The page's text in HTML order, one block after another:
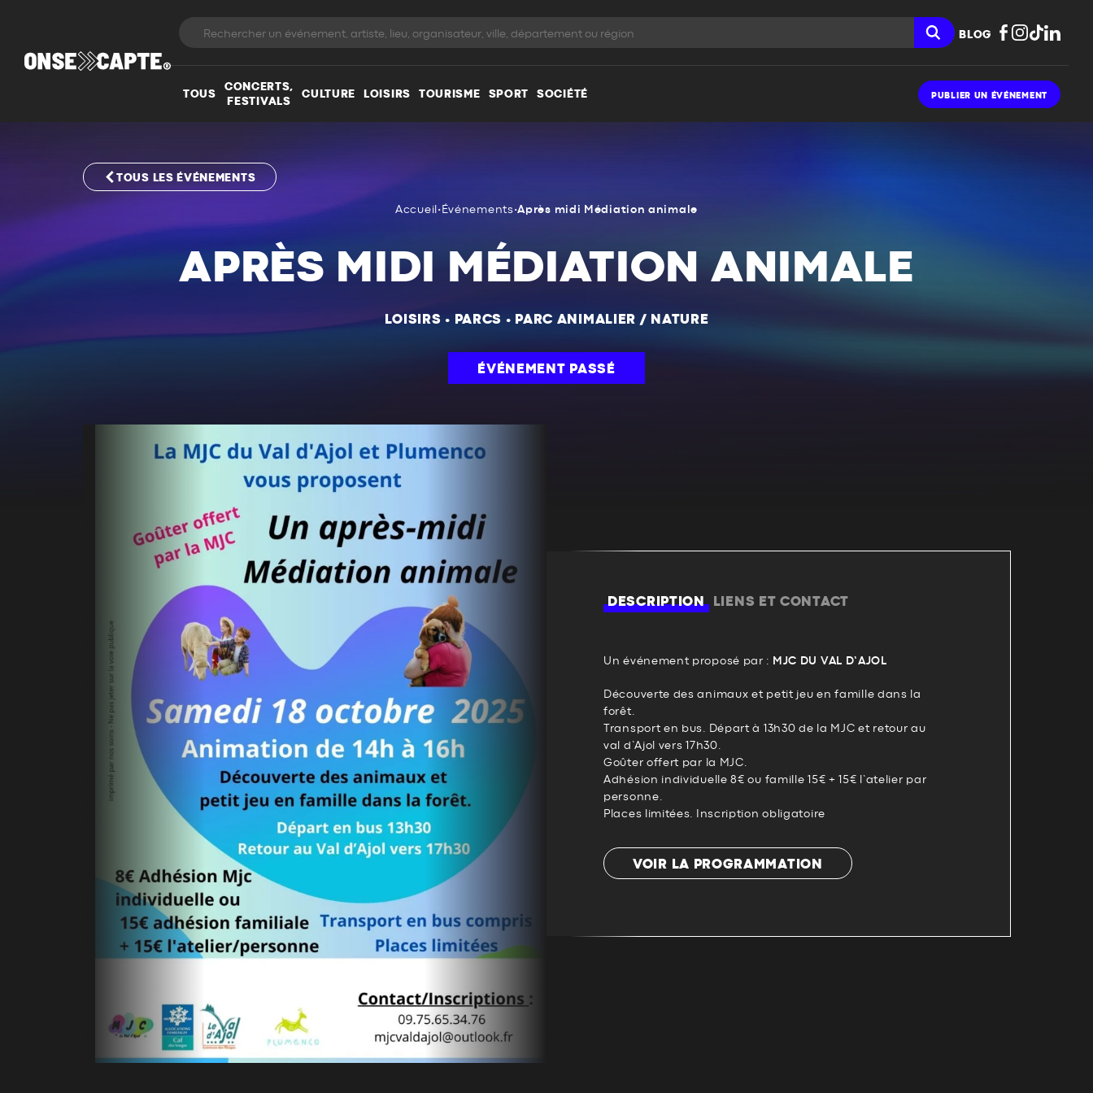
BLOG
TOUS
CONCERTS,
FESTIVALS
CULTURE LOISIRS TOURISME SPORT SOCIÉTÉ PUBLIER UN ÉVÉNEMENT
TOUS LES ÉVÉNEMENTS
Accueil • Événements•Après midi Médiation animale
APRÈS MIDI MÉDIATION ANIMALE
LOISIRS • PARCS • PARC ANIMALIER / NATURE
ÉVÉNEMENT PASSÉ
DESCRIPTION LIENS ET CONTACT
Un événement proposé par : MJC DU VAL D’AJOL
Découverte des animaux et petit jeu en famille dans la
forêt.
Transport en bus. Départ à 13h30 de la MJC et retour au
val d’Ajol vers 17h30.
Goûter offert par la MJC.
Adhésion individuelle 8€ ou famille 15€ + 15€ l’atelier par
personne.
Places limitées. Inscription obligatoire
VOIR LA PROGRAMMATION